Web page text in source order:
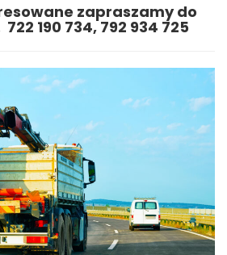
zapraszamy do
190 734, 792 934 725